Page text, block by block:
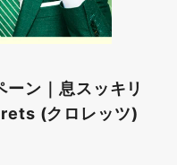
ーン｜息スッキリ
(クロレッツ)